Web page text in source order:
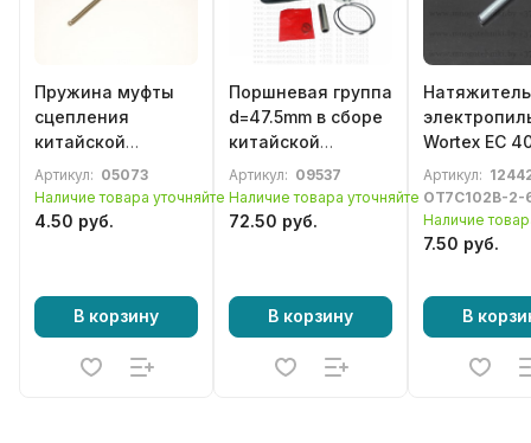
Пружина муфты
сцепления
китайской
бензопилы серии
4500 / 5200
Артикул: 05073
Наличие товара уточняйте
4.50 руб.
В корзину
Поршневая группа
d=47.5mm в сборе
китайской
бензопилы,
бензореза серии
6200 / G620 / G621
Артикул: 09537
Наличие товара уточняйте
72.50 руб.
В корзину
Wortex EC
4020-1
Артикул:
OT7C102B-2-
Наличие
7.50 руб.
В